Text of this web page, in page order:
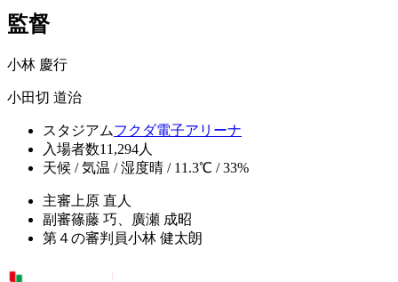
監督
小林 慶行
小田切 道治
スタジアムフクダ電子アリーナ
入場者数11,294人
天候 / 気温 / 湿度晴 / 11.3℃ / 33%
主審 上原 直人
副審篠藤 巧、廣瀬 成昭
第４の審判員小林 健太朗